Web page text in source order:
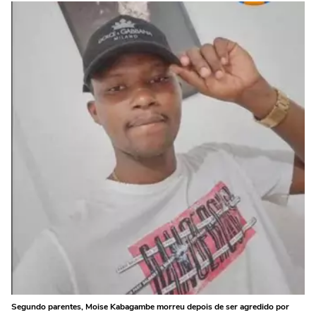
Segundo parentes, Moise Kabagambe morreu depois de ser agredido por